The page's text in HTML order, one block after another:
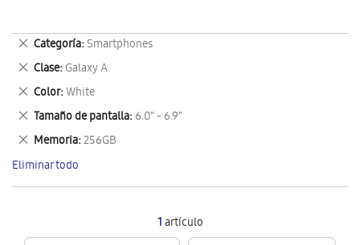
1artículo
Categoría Smartphones
Eliminar
este
artículo
Clase Galaxy A
Eliminar
este
artículo
Color White
Eliminar
este
artículo
Tamaño de pantalla 6.0" - 6.9"
Eliminar
este
artículo
Memoria 256GB
Eliminar
este
artículo
Eliminar todo